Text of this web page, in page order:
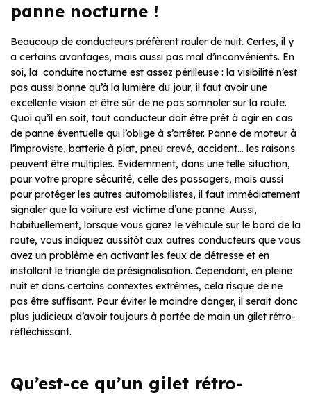
panne nocturne !
Beaucoup de conducteurs préfèrent rouler de nuit. Certes, il y
a certains avantages, mais aussi pas mal d’inconvénients. En
soi, la conduite nocturne est assez périlleuse : la visibilité n’est
pas aussi bonne qu’à la lumière du jour, il faut avoir une
excellente vision et être sûr de ne pas somnoler sur la route.
Quoi qu’il en soit, tout conducteur doit être prêt à agir en cas
de panne éventuelle qui l’oblige à s’arrêter. Panne de moteur à
l’improviste, batterie à plat, pneu crevé, accident… les raisons
peuvent être multiples. Evidemment, dans une telle situation,
pour votre propre sécurité, celle des passagers, mais aussi
pour protéger les autres automobilistes, il faut immédiatement
signaler que la voiture est victime d’une panne. Aussi,
habituellement, lorsque vous garez le véhicule sur le bord de la
route, vous indiquez aussitôt aux autres conducteurs que vous
avez un problème en activant les feux de détresse et en
installant le triangle de présignalisation. Cependant, en pleine
nuit et dans certains contextes extrêmes, cela risque de ne
pas être suffisant. Pour éviter le moindre danger, il serait donc
plus judicieux d’avoir toujours à portée de main un gilet rétro-
réfléchissant.
Qu’est-ce qu’un gilet rétro-